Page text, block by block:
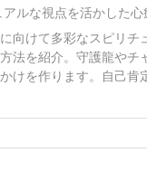
アルな視点を活かした心
向けて多彩なスピリ
法を紹介。守護龍や
けを作ります。自己